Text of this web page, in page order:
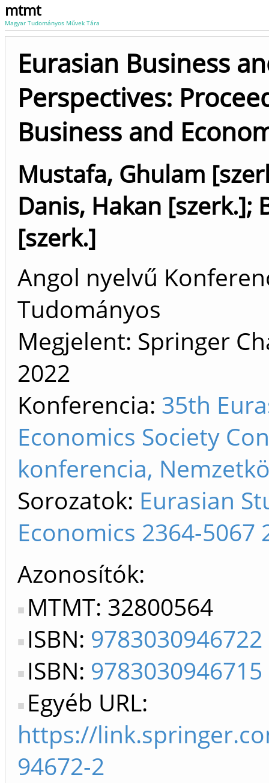
mtmt
Magyar Tudományos Művek Tára
Eurasian Business
Perspectives:
Business and
Mustafa, Ghulam
Danis, Hakan [szerk.];
[szerk.]
Angol nyelvű
Tudományos
Megjelent: Springer
2022
Konferencia: 35th
Economics Society
konferencia,
Sorozatok: Eurasian
Economics 2364-5067
Azonosítók
MTMT: 32800564
ISBN: 9783030946722
ISBN: 9783030946715
Egyéb URL:
https://
94672-2